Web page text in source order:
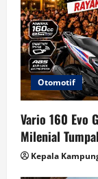
Otomotif
Vario 160 Evo
Milenial
Kepala